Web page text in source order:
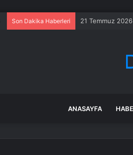
Son Dakika Haberleri 21 Temmuz 2026
ANASAYFA